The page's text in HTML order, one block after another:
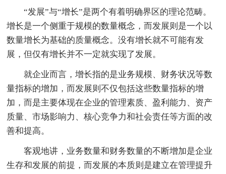
“发展”与“增长”是两个有着明确界区的理论范畴。
增长是一个侧重于规模的数量概念，而发展则是一个以
数量增长为基础的质量概念。没有增长就不可能有发
展，但仅有增长并不一定就实现了发展。
就企业而言，增长指的是业务规模、财务状况等数
量指标的增加，而发展则不仅包括这些数量指标的增
加，而是主要体现在企业的管理素质、盈利能力、资产
质量、市场影响力、核心竞争力和社会责任等方面的改
善和提高。
客观地讲，业务数量和财务数量的不断增加是企业
生存和发展的前提，而发展的本质则是建立在管理提升